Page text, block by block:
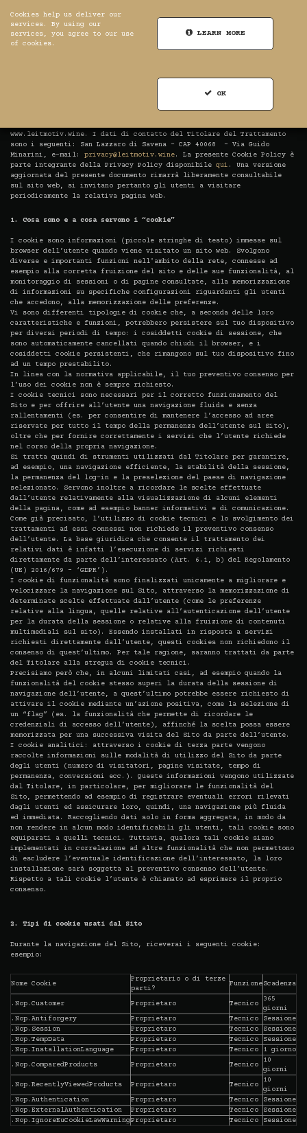
www.leitmotiv.wine. I dati di contatto del Titolare del Trattamento
sono i seguenti: San Lazzaro di Savena – CAP 40068 – Via Guido
Minarini, e-mail: privacy@leitmotiv.wine. La presente Cookie Policy è
parte integrante della Privacy Policy disponibile qui . Una versione
aggiornata del presente documento rimarrà liberamente consultabile
sul sito web, si invitano pertanto gli utenti a visitare
periodicamente la relativa pagina web.
1. Cosa sono e a cosa servono i “cookie”
I cookie sono informazioni (piccole stringhe di testo) immesse sul
browser dell’utente quando viene visitato un sito web. Svolgono
diverse e importanti funzioni nell'ambito della rete, connesse ad
esempio alla corretta fruizione del sito e delle sue funzionalità, al
monitoraggio di sessioni o di pagine consultate, alla memorizzazione
di informazioni su specifiche configurazioni riguardanti gli utenti
che accedono, alla memorizzazione delle preferenze.
Vi sono differenti tipologie di cookie che, a seconda delle loro
caratteristiche e funzioni, potrebbero persistere sul tuo dispositivo
per diversi periodi di tempo: i cosiddetti cookie di sessione, che
sono automaticamente cancellati quando chiudi il browser, e i
cosiddetti cookie persistenti, che rimangono sul tuo dispositivo fino
ad un tempo prestabilito.
In linea con la normativa applicabile, il tuo preventivo consenso per
l’uso dei cookie non è sempre richiesto.
I cookie tecnici sono necessari per il corretto funzionamento del
Sito e per offrire all’utente una navigazione fluida e senza
rallentamenti (es. per consentire di mantenere l’accesso ad aree
riservate per tutto il tempo della permanenza dell’utente sul Sito),
oltre che per fornire correttamente i servizi che l’utente richiede
nel corso della propria navigazione.
Si tratta quindi di strumenti utilizzati dal Titolare per garantire,
ad esempio, una navigazione efficiente, la stabilità della sessione,
la permanenza del log-in e la preselezione del paese di navigazione
selezionato. Servono inoltre a ricordare le scelte effettuate
dall’utente relativamente alla visualizzazione di alcuni elementi
della pagina, come ad esempio banner informativi e di comunicazione.
Come già precisato, l’utilizzo di cookie tecnici e lo svolgimento dei
trattamenti ad essi connessi non richiede il preventivo consenso
dell’utente. La base giuridica che consente il trattamento dei
relativi dati è infatti l’esecuzione di servizi richiesti
direttamente da parte dell’interessato (Art. 6.1, b) del Regolamento
(UE) 2016/679 – ‘GDPR’).
I cookie di funzionalità sono finalizzati unicamente a migliorare e
velocizzare la navigazione sul Sito, attraverso la memorizzazione di
determinate scelte effettuate dall’utente (come le preferenze
relative alla lingua, quelle relative all’autenticazione dell’utente
per la durata della sessione o relative alla fruizione di contenuti
multimediali sul sito). Essendo installati in risposta a servizi
richiesti direttamente dall’utente, questi cookies non richiedono il
consenso di quest’ultimo. Per tale ragione, saranno trattati da parte
del Titolare alla stregua di cookie tecnici.
Precisiamo però che, in alcuni limitati casi, ad esempio quando la
funzionalità del cookie stesso superi la durata della sessione di
navigazione dell’utente, a quest’ultimo potrebbe essere richiesto di
attivare il cookie mediante un’azione positiva, come la selezione di
un “flag” (es. la funzionalità che permette di ricordare le
credenziali di accesso dell’utente), affinché la scelta possa essere
memorizzata per una successiva visita del Sito da parte dell’utente.
I cookie analitici: attraverso i cookie di terza parte vengono
raccolte informazioni sulle modalità di utilizzo del Sito da parte
degli utenti (numero di visitatori, pagine visitate, tempo di
permanenza, conversioni ecc.). Queste informazioni vengono utilizzate
dal Titolare, in particolare, per migliorare le funzionalità del
Sito, permettendo ad esempio di registrare eventuali errori rilevati
dagli utenti ed assicurare loro, quindi, una navigazione più fluida
ed immediata. Raccogliendo dati solo in forma aggregata, in modo da
non rendere in alcun modo identificabili gli utenti, tali cookie sono
equiparati a quelli tecnici. Tuttavia, qualora tali cookie siano
implementati in correlazione ad altre funzionalità che non permettono
di escludere l’eventuale identificazione dell’interessato, la loro
installazione sarà soggetta al preventivo consenso dell’utente.
Rispetto a tali cookie l’utente è chiamato ad esprimere il proprio
consenso.
2. Tipi di cookie usati dal Sito
Durante la navigazione del Sito, riceverai i seguenti cookie:
esempio:
Nome Cookie
Proprietario o di terze
parti?
FunzioneScadenza
.Nop.Customer Proprietaro Tecnico
365
giorni
.Nop.Antiforgery
Proprietaro Tecnico
Sessione
.Nop.Session
Proprietaro Tecnico
Sessione
.Nop.TempData
Proprietaro Tecnico
Sessione
.Nop.InstallationLanguage
Proprietaro Tecnico
1 giorno
.Nop.ComparedProducts
Proprietaro Tecnico
10
giorni
.Nop.RecentlyViewedProducts
Proprietaro Tecnico
10
giorni
.Nop.Authentication
Proprietaro Tecnico
Sessione
.Nop.ExternalAuthentication
Proprietaro Tecnico
Sessione
.Nop.IgnoreEuCookieLawWarningProprietaro Tecnico Sessione
Cookies help us deliver our
services. By using our
services, you agree to our use
of cookies.
LEARN MORE
OK